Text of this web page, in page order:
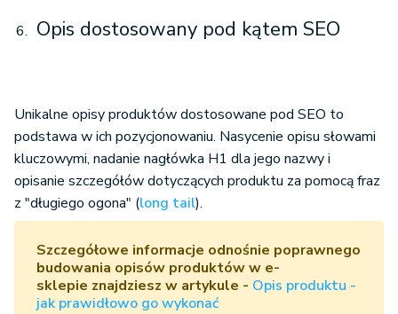
Opis dostosowany pod kątem SEO
Unikalne opisy produktów dostosowane pod SEO to
podstawa w ich pozycjonowaniu. Nasycenie opisu słowami
kluczowymi, nadanie nagłówka H1 dla jego nazwy i
opisanie szczegółów dotyczących produktu za pomocą fraz
z "długiego ogona" (long tail).
Szczegółowe informacje odnośnie poprawnego
budowania opisów produktów w e-
sklepie znajdziesz w artykule - Opis produktu -
jak prawidłowo go wykonać